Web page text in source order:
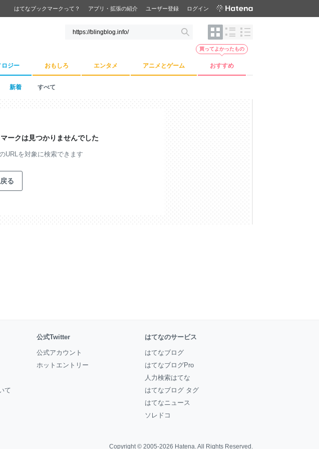
はてなブックマークって？ アプリ・拡張の紹介 ユーザー登録 ログイン
ロジー おもしろ エンタメ アニメとゲーム おすすめ
買ってよかったもの
新着 すべて
ークは見つかりませんでした
URLを対象に検索できます
る
て
公式Twitter
公式アカウント
ホットエントリー
はてなのサービス
はてなブログ
はてなブログPro
人力検索はてな
はてなブログ タグ
はてなニュース
ソレドコ
Copyright © 2005-2026 Hatena. All Rights Reserved.